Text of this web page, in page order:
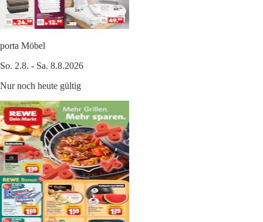
porta Möbel
So. 2.8. - Sa. 8.8.2026
Nur noch heute gültig